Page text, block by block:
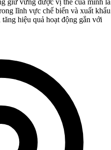
giữ vững được vị thế của mình là
lĩnh vực chế biến và xuất khẩu
hiệu quả hoạt động gắn với